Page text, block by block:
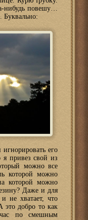
нибудь повешу…
Буквально:
его
я привез свой из
можно все
которой можно
которой можно
Даже и для
и не хватает, что
это добро то как
по смешным